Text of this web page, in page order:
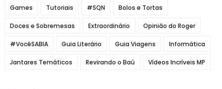
Games Tutoriais #SQN Bolos e Tortas
Doces e Sobremesas Extraordinário Opinião do Roger
#VocêSABIA Guia Literário Guia Viagens Informática
Jantares Temáticos Revirando o Baú Vídeos Incríveis MP